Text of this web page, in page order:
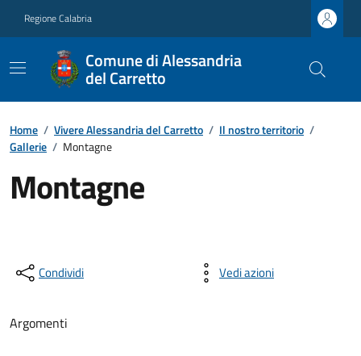
Regione Calabria
Comune di Alessandria
del Carretto
Home / Vivere Alessandria del Carretto / Il nostro territorio /
Gallerie / Montagne
Montagne
Condividi Vedi azioni
Argomenti